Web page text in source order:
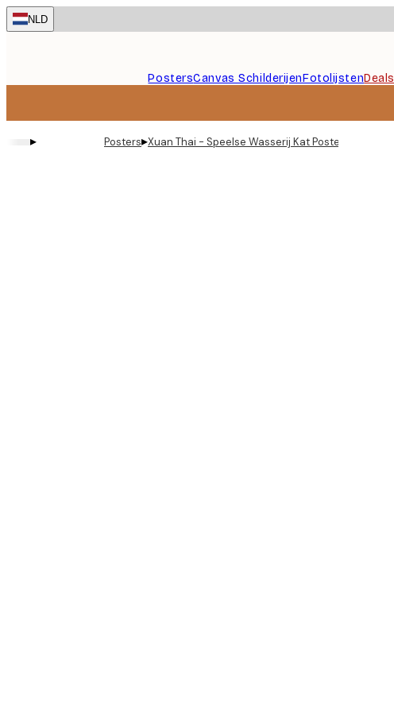
Skip
to
NLD
PostersCanvas SchilderijenFotolijstenDeals
▸ Posters▸Xuan Thai - Speelse Wasserij Kat Poster